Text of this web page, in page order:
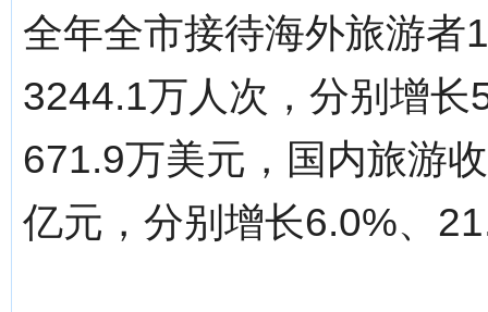
全年全市接待海外旅游者
3244.1万人次，分别增
671.9万美元，国内旅游
亿元，分别增长6.0%、